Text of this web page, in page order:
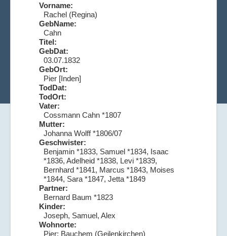
Vorname:
Rachel (Regina)
GebName:
Cahn
Titel:
GebDat:
03.07.1832
GebOrt:
Pier [Inden]
TodDat:
TodOrt:
Vater:
Cossmann Cahn *1807
Mutter:
Johanna Wolff *1806/07
Geschwister:
Benjamin *1833, Samuel *1834, Isaac
*1836, Adelheid *1838, Levi *1839,
Bernhard *1841, Marcus *1843, Moises
*1844, Sara *1847, Jetta *1849
Partner:
Bernard Baum *1823
Kinder:
Joseph, Samuel, Alex
Wohnorte:
Pier; Bauchem (Geilenkirchen)